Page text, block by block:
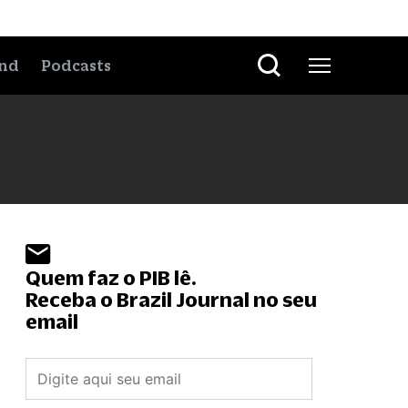
Podcasts
Quem faz o PIB lê.
Receba o Brazil Journal no seu
email